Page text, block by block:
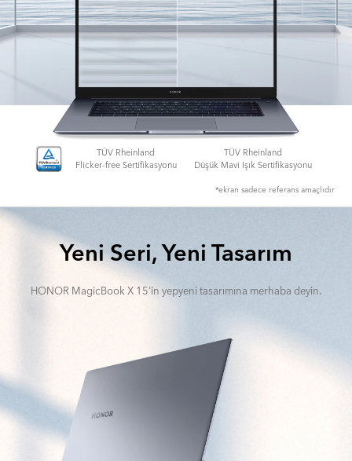
TÜV Rheinland
Flicker-free Sertifikasyonu
TÜV Rheinland
Düşük Mavi Işık Sertifikasyonu
*ekran sadece referans amaçlıdır
Yeni Seri, Yeni Tasarım
HONOR MagicBook X 15'in yepyeni tasarımına merhaba deyin.